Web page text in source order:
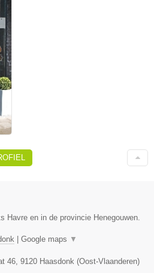
Havre en in de provincie Henegouwen.
Google maps ▼
46 9120 Haasdonk (Oost-Vlaanderen)